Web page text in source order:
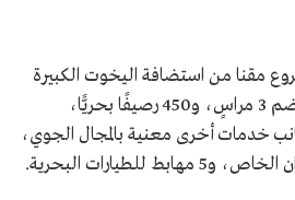
مقنا من استضافة اليخوت الكبيرة
الفاخرة في العالم، حيث يضم 3 مراسٍ، و450 رصيفًا بحريًّا،
خدمات أخرى معنية بالمجال الجوي،
للطيارات البحرية.